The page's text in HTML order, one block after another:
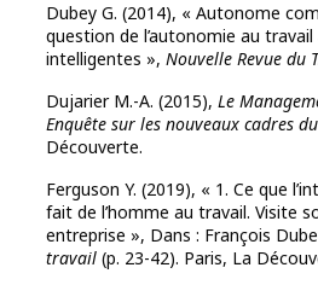
Dubey G. (2014), « Autonome
question de l’autonomie au travail
intelligentes », Nouvelle Revue du
Dujarier M.-A. (2015), Le
Enquête sur les nouveaux cadres
Découverte.
Ferguson Y. (2019), « 1. Ce que
fait de l’homme au travail. Visite
entreprise », Dans : François
travail (p. 23-42). Paris, La